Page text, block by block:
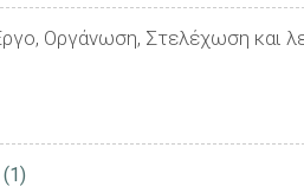
Οργάνωση, Στελέχωση και
(1)